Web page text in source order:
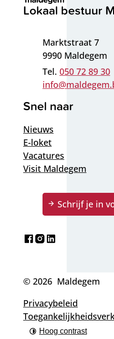
Contact &
Lokaal bestuur
AdresMarktstraat 7
,9990 Maldegem
050 72 89 30
E-mailinfo@
Snel naar
Nieuws
E-loket
Vacatures
Visit Maldegem
Schrijf je in
Facebook
Instagram
LinkedIn
© 2026 Maldegem
Privacybeleid
Hoog contrast